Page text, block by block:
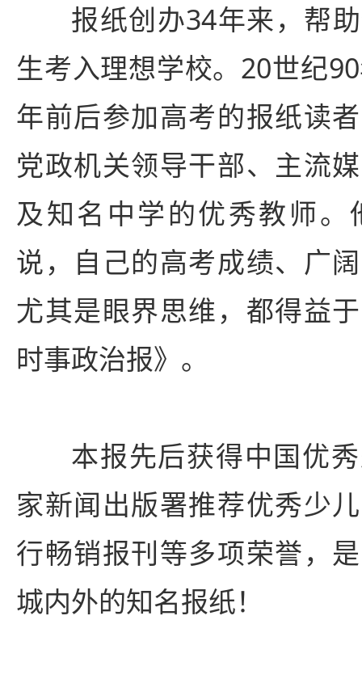
报纸创办34年来，帮
生考入理想学校。20世纪
年前后参加高考的报纸读
党政机关领导干部、主流
及知名中学的优秀教师。
说，自己的高考成绩、广
尤其是眼界思维，都得益
时事政治报》。
本报先后获得中国优
家新闻出版署推荐优秀少
行畅销报刊等多项荣誉，
城内外的知名报纸！